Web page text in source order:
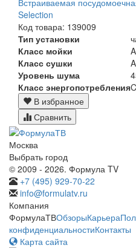
Встраиваемая
Selection
Код товара: 139009
Тип установки
Класс мойки
A
Класс сушки
A
Уровень шума
Класс энергопотребленияC
В избранное
Сравнить
Москва
Выбрать город
© 2009 - 2026. Формула TV
+7 (495) 929-70-22
info@formulatv.ru
Компания
ФормулаТВОбзорыКарьера
конфиденциальностиКонтакты
Карта сайта